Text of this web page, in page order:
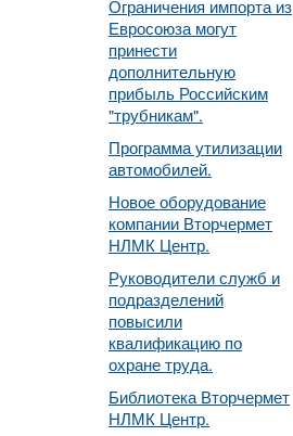
Ограничения импорта из
Евросоюза могут
принести
дополнительную
прибыль Российским
"трубникам".
Программа утилизации
автомобилей.
Новое оборудование
компании Вторчермет
НЛМК Центр.
Руководители служб и
подразделений
повысили
квалификацию по
охране труда.
Библиотека Вторчермет
НЛМК Центр.